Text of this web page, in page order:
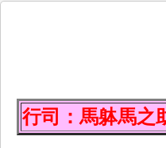
行司：馬躰馬之